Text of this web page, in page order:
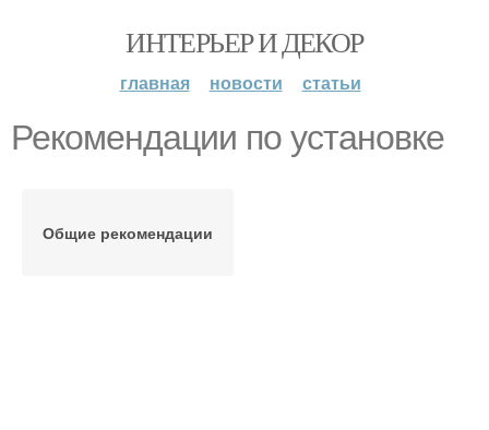
ИНТЕРЬЕР И ДЕКОР
главная новости статьи
Рекомендации по установке
Общие рекомендации